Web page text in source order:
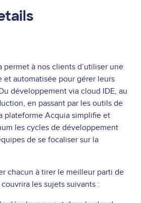
permet à nos clients d’utiliser une
et automatisée pour gérer leurs
développement via cloud IDE, au
en passant par les outils de
plateforme Acquia simplifie et
les cycles de développement
de se focaliser sur la
chacun à tirer le meilleur parti de
les sujets suivants :